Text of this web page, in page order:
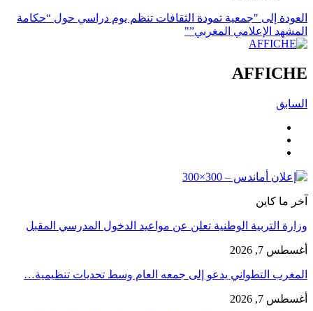
العودة إلى "جمعية تمودة الثقافات تنظم يوم دراسي حول “حكامة
المشهد الإعلامي المغربي”"
AFFICHE
السابق
آخر ما كاين
وزارة التربية الوطنية تعلن عن مواعيد الدخول المدرسي المقبل
أغسطس 7, 2026
المغرب التطواني يدعو إلى جمعه العام وسط تحديات تنظيمية…
أغسطس 7, 2026